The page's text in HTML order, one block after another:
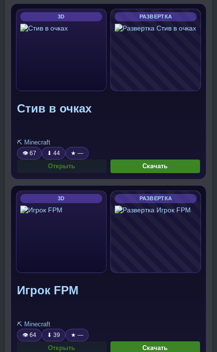
3D РАЗВЕРТКА
Стив в очках
⛏️ Minecraft
👁 67 ⬇ 44 ★ —
Открыть Скачать
3D РАЗВЕРТКА
Игрок FPM
⛏️ Minecraft
👁 64 ⬇ 39 ★ —
Открыть Скачать